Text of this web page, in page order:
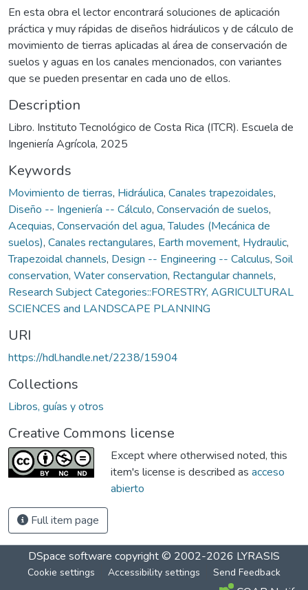
En esta obra el lector encontrará soluciones de aplicación
práctica y muy rápidas de diseños hidráulicos y de cálculo de
movimiento de tierras aplicadas al área de conservación de
suelos y aguas en los canales mencionados, con variantes
que se pueden presentar en cada uno de ellos.
Description
Libro. Instituto Tecnológico de Costa Rica (ITCR). Escuela de
Ingeniería Agrícola, 2025
Keywords
Movimiento de tierras, Hidráulica, Canales trapezoidales,
Diseño -- Ingeniería -- Cálculo, Conservación de suelos,
Acequias, Conservación del agua,Taludes (Mecánica de
suelos), Canales rectangulares, Earth movement, Hydraulic,
Trapezoidal channels, Design -- Engineering -- Calculus, Soil
conservation, Water conservation, Rectangular channels,
Research Subject Categories::FORESTRY, AGRICULTURAL
SCIENCES and LANDSCAPE PLANNING
URI
https://hdl.handle.net/2238/15904
Collections
Libros, guías y otros
Creative Commons license
Except where otherwised noted, this
item's license is described as acceso
abierto
Full item page
DSpace software copyright © 2002-2026 LYRASIS
Cookie settings Accessibility settings Send Feedback